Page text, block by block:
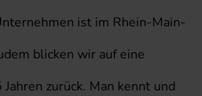
ist im Rhein-Main-
blicken wir auf eine
zurück. Man kennt und